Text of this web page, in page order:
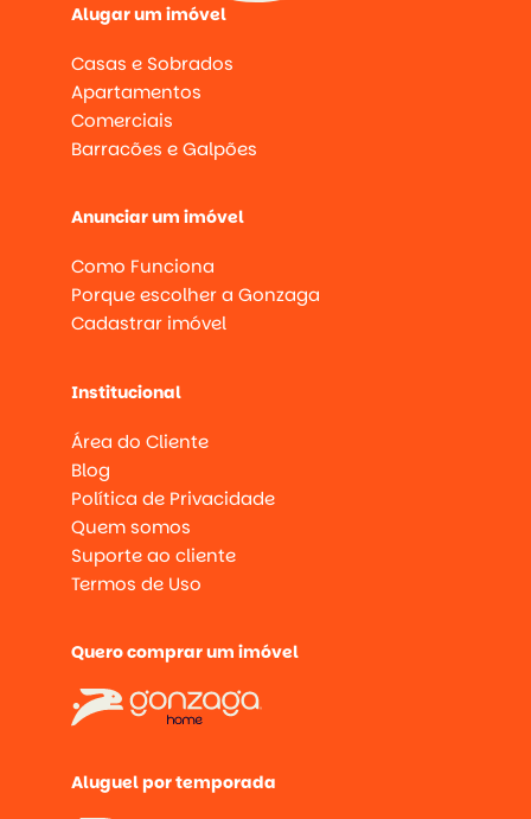
Alugar um imóvel
Casas e Sobrados
Apartamentos
Comerciais
Barracões e Galpões
Anunciar um imóvel
Como Funciona
Porque escolher a Gonzaga
Cadastrar imóvel
Institucional
Área do Cliente
Blog
Política de Privacidade
Quem somos
Suporte ao cliente
Termos de Uso
Quero comprar um imóvel
Aluguel por temporada